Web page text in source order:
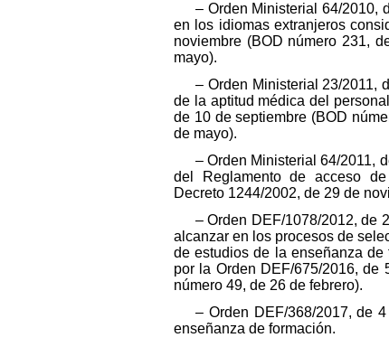
– Orden Ministerial 64/2010,
en los idiomas extranjeros
noviembre (BOD número 231,
mayo).
– Orden Ministerial 23/2011,
de la aptitud médica del
de 10 de septiembre (BOD
de mayo).
– Orden Ministerial 64/2011,
del Reglamento de acceso
Decreto 1244/2002, de 29 de
– Orden DEF/1078/2012, de
alcanzar en los procesos de
de estudios de la enseñanza de
por la Orden DEF/675/2016, de
número 49, de 26 de febrero).
– Orden DEF/368/2017, de
enseñanza de formación.